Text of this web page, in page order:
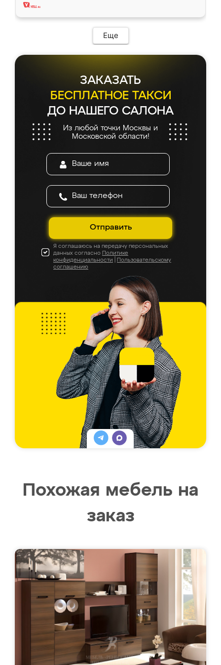
Еще
ЗАКАЗАТЬ
БЕСПЛАТНОЕ ТАКСИ
ДО НАШЕГО САЛОНА
Из любой точки Москвы и
Московской области!
Отправить
Я соглашаюсь на передачу персональных
данных согласно Политике
конфиденциальности
Пользовательскому
соглашению
Похожая мебель на
заказ